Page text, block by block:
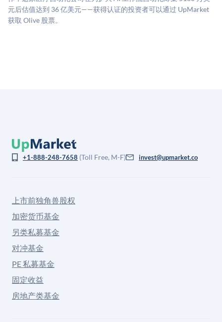
息不对称。此估值不构成投资建议，可能与实际交易价
格存在重大差异。
元后估值达到 36 亿美元——获得认证的投资者可以通过 UpMarket
获取 Olive 股票。
+1-888-248-7658 (Toll Free, M-F) invest@upmarket.co
上市前独角兽股权
加密货币基金
另类私募基金
对冲基金
PE 私募基金
固定收益
房地产类基金